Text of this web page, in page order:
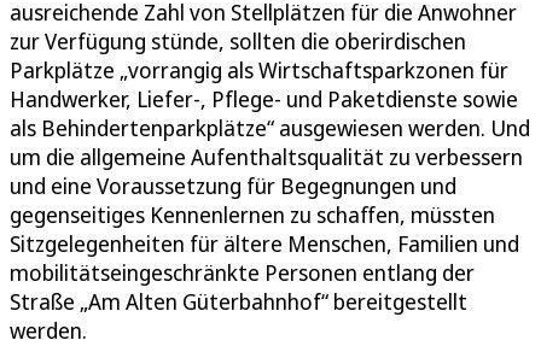
ausreichende Zahl von Stellplätzen für die Anwohner
zur Verfügung stünde, sollten die oberirdischen
Parkplätze „vorrangig als Wirtschaftsparkzonen für
Handwerker, Liefer-, Pflege- und Paketdienste sowie
als Behindertenparkplätze“ ausgewiesen werden. Und
um die allgemeine Aufenthaltsqualität zu verbessern
und eine Voraussetzung für Begegnungen und
gegenseitiges Kennenlernen zu schaffen, müssten
Sitzgelegenheiten für ältere Menschen, Familien und
mobilitätseingeschränkte Personen entlang der
Straße „Am Alten Güterbahnhof“ bereitgestellt
werden.